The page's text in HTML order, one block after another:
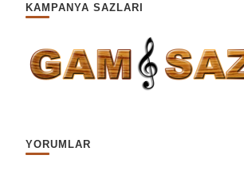
KAMPANYA SAZLARI
YORUMLAR